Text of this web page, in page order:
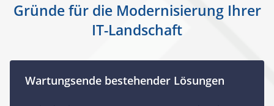
Gründe für die Modernisierung Ihrer
IT-Landschaft
Wartungsende bestehender Lösungen